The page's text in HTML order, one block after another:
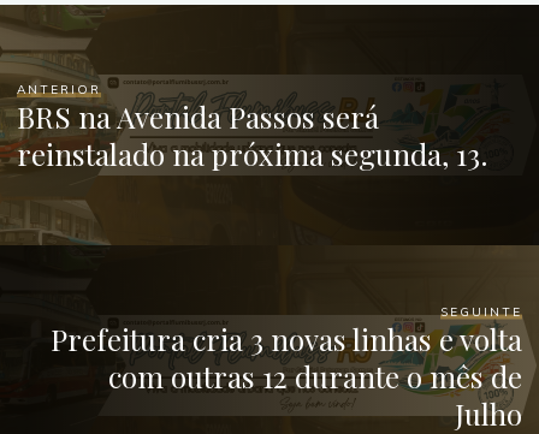
ANTERIOR
BRS na Avenida Passos será
reinstalado na próxima segunda, 13.
SEGUINTE
Prefeitura cria 3 novas linhas e volta
com outras 12 durante o mês de
Julho